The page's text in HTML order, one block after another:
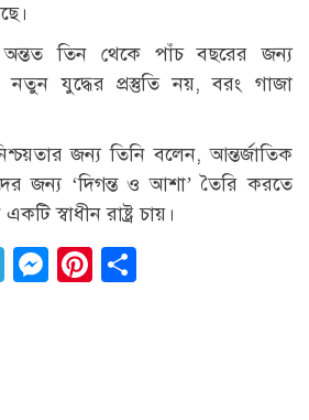
তিন থেকে পাঁচ বছরের জন্য
নতুন যুদ্ধের প্রস্তুতি নয়, বরং গাজা
জন্য তিনি বলেন, আন্তর্জাতিক
জন্য ‘দিগন্ত ও আশা’ তৈরি করতে
স্বাধীন রাষ্ট্র চায়।
Telegram
Messenger
Pinterest